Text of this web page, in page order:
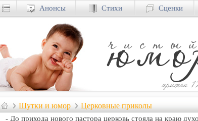
Шутки и юмор Церковные приколы
- До прихода нового пастора церковь стояла на краю
Анонсы Стихи Сценки